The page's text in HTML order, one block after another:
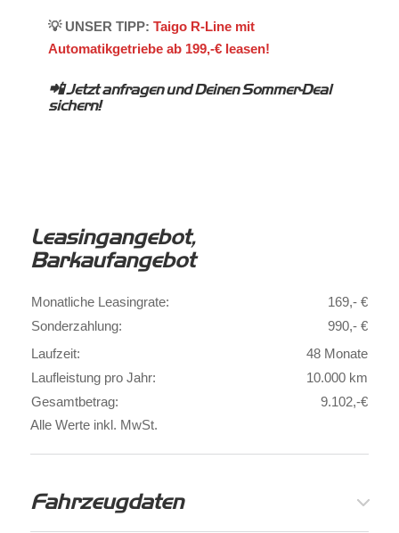
💡 UNSER TIPP: Taigo R-Line mit
Automatikgetriebe ab 199,-€ leasen!
📲Jetzt anfragen und Deinen Sommer-Deal
sichern!
Leasingangebot,
Barkaufangebot
Monatliche Leasingrate:
169,- €
Sonderzahlung:
990,- €
Laufzeit:
48 Monate
Laufleistung pro Jahr:
10.000 km
Gesamtbetrag:
9.102,-€
Alle Werte inkl. MwSt.
Fahrzeugdaten